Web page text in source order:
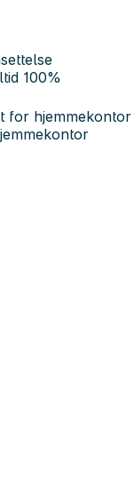
100%
for hjemmekontor